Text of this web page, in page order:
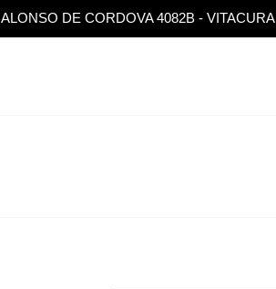
ALONSO DE CORDOVA 4082B - VITACURA